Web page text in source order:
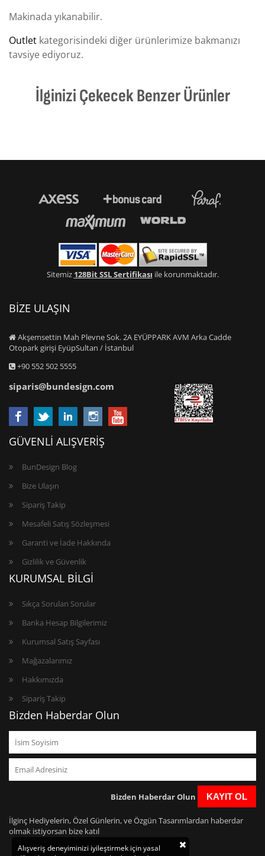
Makinada yıkanabilir.
Outlet kategorisindeki diğer ürünlerimize bakmanızı
tavsiye ediyoruz.
İlginizi Çekecek Benzer Ürünler
Sitemiz 128Bit SSL Sertifikası ile korunmaktadır.
BİZE ULAŞIN
Akşemsettin Mah Plevne Sok. 2A EYÜPPARK AVM Arka Cadde
Otopark girişi EyüpSultan / İstanbul
+90 552 502 5555
siparis@bundesign.com
GÜVENLİ ALIŞVERİŞ
BunDesign Blog
Bize Ulaşın
Sipariş Takip
Mesafeli Satış Sözleşmesi
Garanti ve İade Hakkında
Gizlilik ve Güvenlik
KURUMSAL BİLGİ
Sıkça Sorulan Sorular
Banka Hesap Bilgilerimiz
Kurumsal Satış Sayfası
Mağazalarımız
Hakkımızda
Sipariş Takip
Bizden Haberdar Olun
Bizden Haberdar Olun KAYIT OL
İlginç Hediyelerin, Özel Günlerin, ve Özgün Tasarımlardan haberdar
olmak istiyorsan bize katıl
Alışveriş deneyiminizi iyileştirmek için yasal